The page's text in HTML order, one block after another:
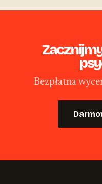
Bezpłatna